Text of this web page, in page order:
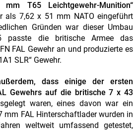
mm T65 Leichtgewehr-Munition“
als 7,62 x 51 mm NATO eingeführt
Gründen war dieser Umbau
passte die britische Armee das
FAL Gewehr an und produzierte es
SLR“ Gewehr.
dass einige der ersten
Gewehrs auf die britische 7 x 43
waren, eines davon war ein
mm FAL Hinterschaftlader wurden in
weltweit umfassend getestet,